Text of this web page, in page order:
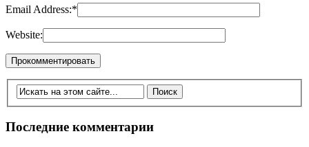
Email Address:*
Website:
Последние комментарии